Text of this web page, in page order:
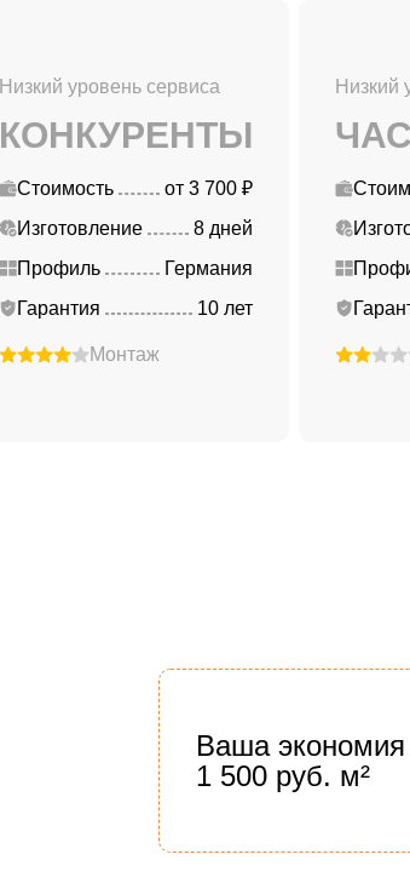
Низкий уровень сервиса
КОНКУРЕНТЫ
Стоимость
от 3 700 ₽
Изготовление
8 дней
Профиль
Германия
Гарантия
10 лет
Монтаж
Низкий
Ваша экономия
1 500 руб. м²